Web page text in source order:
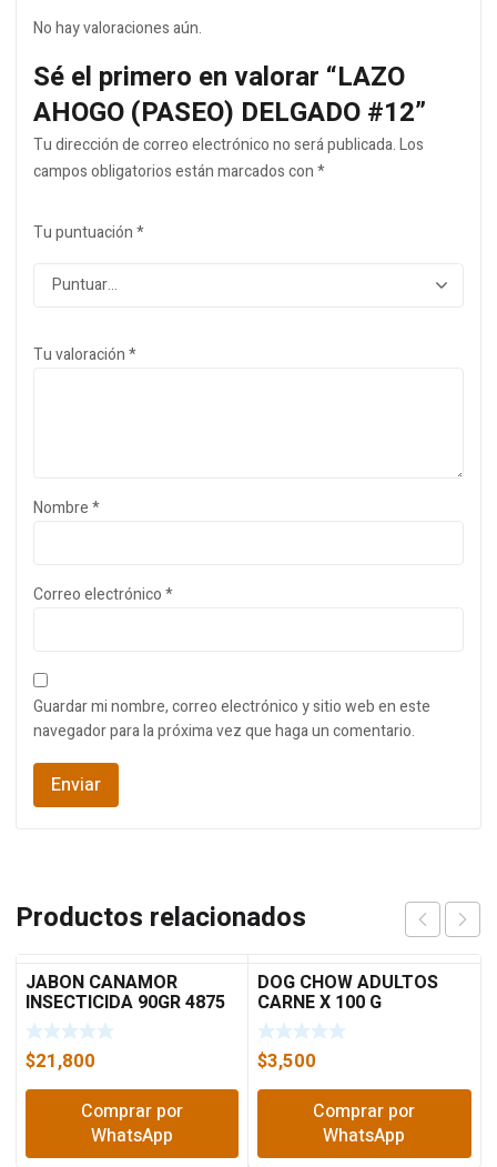
No hay valoraciones aún.
Sé el primero en valorar “LAZO
AHOGO (PASEO) DELGADO #12”
Tu dirección de correo electrónico no será publicada.Los
campos obligatorios están marcados con*
Tu puntuación*
Tu valoración*
Nombre*
Correo electrónico*
Guardar mi nombre, correo electrónico y sitio web en este
navegador para la próxima vez que haga un comentario.
Productos relacionados
JABON CANAMOR
INSECTICIDA 90GR 4875
$21,800
Comprar por
WhatsApp
DOG CHOW ADULTOS
CARNE X 100 G
$3,500
Comprar por
WhatsApp